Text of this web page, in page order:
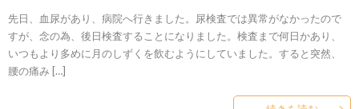
先日、血尿があり、病院へ行きました。尿検査では異常がなかったので
すが、念の為、後日検査することになりました。検査まで何日かあり、
いつもより多めに月のしずくを飲むようにしていました。すると突然、
腰の痛み […]